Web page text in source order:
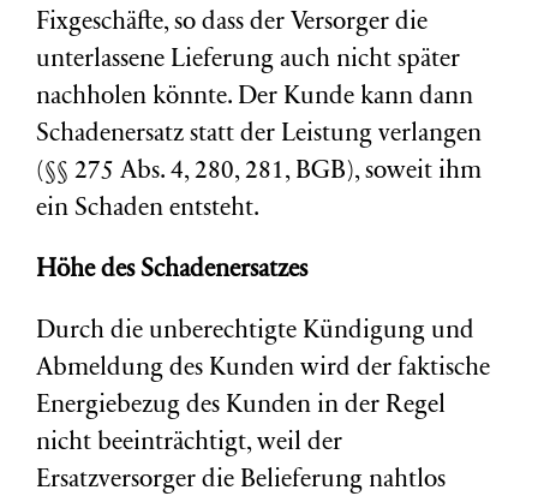
Fixgeschäfte, so dass der Versorger die
unterlassene Lieferung auch nicht später
nachholen könnte. Der Kunde kann dann
Schadenersatz statt der Leistung verlangen
(§§ 275 Abs. 4, 280, 281, BGB), soweit ihm
ein Schaden entsteht.
Höhe des Schadenersatzes
Durch die unberechtigte Kündigung und
Abmeldung des Kunden wird der faktische
Energiebezug des Kunden in der Regel
nicht beeinträchtigt, weil der
Ersatzversorger die Belieferung nahtlos